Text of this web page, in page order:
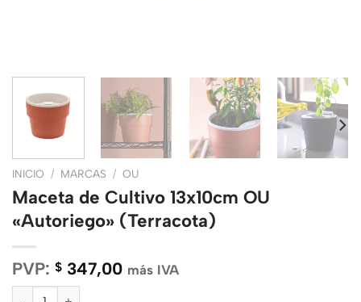
INICIO / MARCAS / OU
Maceta de Cultivo 13x10cm OU
«Autoriego» (Terracota)
PVP: $ 347,00 más IVA
Maceta de Cultivo 13x10cm OU "Autoriego" (Terracota) cantidad